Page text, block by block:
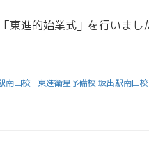
南口校
東進衛星予備校 坂出駅南口校